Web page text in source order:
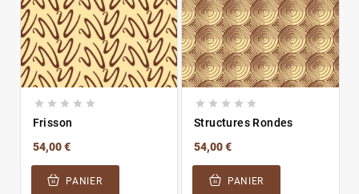
    
Frisson
54,00 €
PANIER
    
Structures Rondes
54,00 €
PANIER